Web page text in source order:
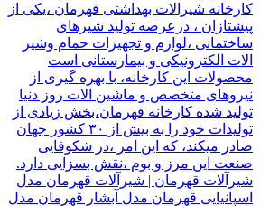
کارخانه شیرالات بهداشتی قهرمان ،یکی از
پیشتازان ، درعرصه تولید شیرهای
ساختمانی ،لوازم و تجهیزات حمام وشیر
الات الکترونیکی و بیمارستانی است
محصولات این کارخانه، با بهره گیری از
نیروهای متخصص و ماشین الات روز دنیا
تولید شده کارخانه قهرمان،بخش زیادی از
تولیدات خود را به بیش از ۳۰ کشور جهان
صادر میکند، که این امر ،در شکوفایی
صنعت این مرز و بوم ،نقش بسزایی دارد.
شیرآلات قهرمان | شیرآلات قهرمان مدل
اسپانیایی قهرمان مدل آبشار قهرمان مدل